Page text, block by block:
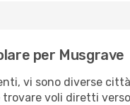
per Musgrave
vi sono diverse
voli diretti